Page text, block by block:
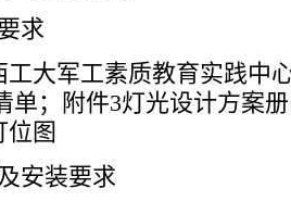
求
工大军工素质教育实践中
单；附件3灯光设计方案
位图
安装要求